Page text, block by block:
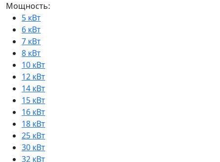
Мощность:
5 кВт
6 кВт
7 кВт
8 кВт
10 кВт
12 кВт
14 кВт
15 кВт
16 кВт
18 кВт
25 кВт
30 кВт
32 кВт